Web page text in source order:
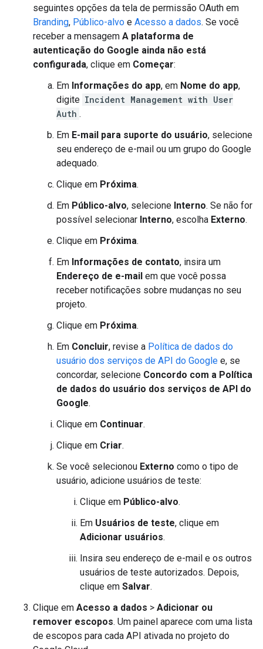
seguintes opções da tela de permissão OAuth em
Branding, Público-alvo e Acesso a dados. Se você
receber a mensagem A plataforma de
autenticação do Google ainda não está
configurada, clique em Começar:
Em Informações do app, em Nome do app,
digite Incident Management with User
Auth .
Em E-mail para suporte do usuário, selecione
seu endereço de e-mail ou um grupo do Google
adequado.
Clique em Próxima.
Em Público-alvo, selecione Interno. Se não for
possível selecionar Interno, escolha Externo.
Clique em Próxima.
Em Informações de contato, insira um
Endereço de e-mail em que você possa
receber notificações sobre mudanças no seu
projeto.
Clique em Próxima.
Em Concluir, revise a Política de dados do
usuário dos serviços de API do Google e, se
concordar, selecione Concordo com a Política
de dados do usuário dos serviços de API do
Google.
Clique em Continuar.
Clique em Criar.
Se você selecionou Externo como o tipo de
usuário, adicione usuários de teste:
Clique em Público-alvo.
Em Usuários de teste, clique em
Adicionar usuários.
Insira seu endereço de e-mail e os outros
usuários de teste autorizados. Depois,
clique em Salvar.
Clique em Acesso a dados > Adicionar ou
remover escopos. Um painel aparece com uma lista
de escopos para cada API ativada no projeto do